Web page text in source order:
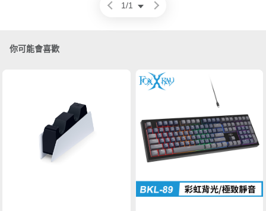
1/1
你可能會喜歡